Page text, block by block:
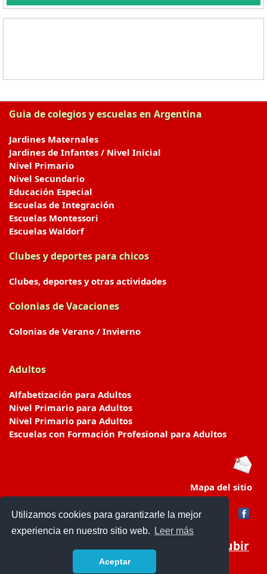
Utilizamos cookies para garantizarle la mejor
experiencia en nuestro sitio web.
Leer más
Aceptar
Guia de colegios y escuelas en Argentina
Jardines Maternales
Jardines de Infantes / Nivel Inicial
Nivel Primario
Nivel Secundario
Educación Especial
Escuelas de Integración
Escuelas Montessori
Escuelas Waldorf
Clubes y deportes para chicos
Clubes, deportes y otras actividades
Colonias de Vacaciones
Colonias de Verano / Invierno
Adultos
Alfabetización para Adultos
Nivel Primario para Adultos
Nivel Primario para Adultos
Escuelas con Formación Profesional para Adultos
Mapa del sitio
Subir